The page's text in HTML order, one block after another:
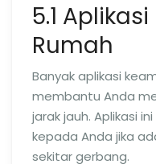
5.1
Rumah
Banyak aplikasi
membantu Anda
jarak jauh. Aplikasi
kepada Anda jika
sekitar gerbang.